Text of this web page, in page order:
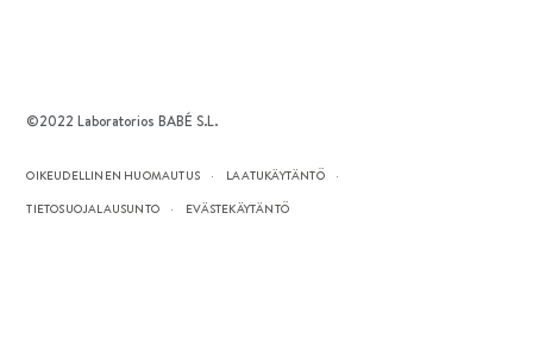
©2022 Laboratorios BABÉ S.L.
OIKEUDELLINEN HUOMAUTUS
LAATUKÄYTÄNTÖ
TIETOSUOJALAUSUNTO
EVÄSTEKÄYTÄNTÖ